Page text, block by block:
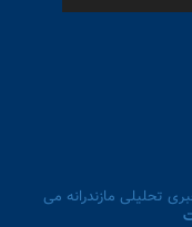
تحلیلی مازندرانه می